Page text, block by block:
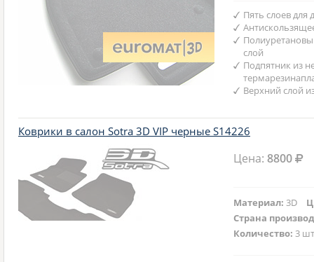
Пять слоев
слой
Подпятник из
Верхний слой
Коврики в салон Sotra 3D VIP черные S14226
Цена:8800
Материал:3D
Страна
Количество:3